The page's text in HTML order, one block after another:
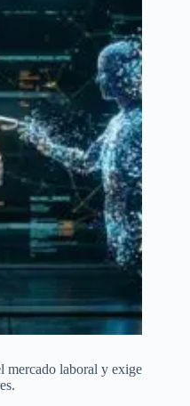
mercado laboral y exige